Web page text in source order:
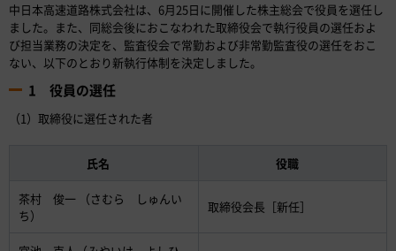
中日本高速道路株式会社は、6月25日に開催した株主総会で役員を選任し
ました。また、同総会後におこなわれた取締役会で執行役員の選任およ
び担当業務の決定を、監査役会で常勤および非常勤監査役の選任をおこ
ない、以下のとおり新執行体制を決定しました。
1 役員の選任
（1）取締役に選任された者
氏名 役職
茶村 俊一 （さむら しゅんい
ち）
取締役会長［新任］